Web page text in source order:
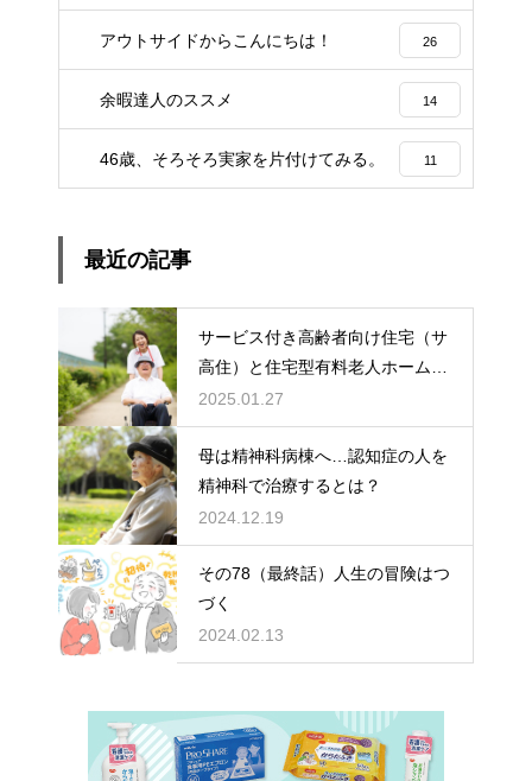
アウトサイドからこんにちは！ 26
余暇達人のススメ 14
46歳、そろそろ実家を片付けてみる。 11
最近の記事
サービス付き高齢者向け住宅（サ
高住）と住宅型有料老人ホーム：
どちらを選ぶ？
2025.01.27
母は精神科病棟へ…認知症の人を
精神科で治療するとは？
2024.12.19
その78（最終話）人生の冒険はつ
づく
2024.02.13